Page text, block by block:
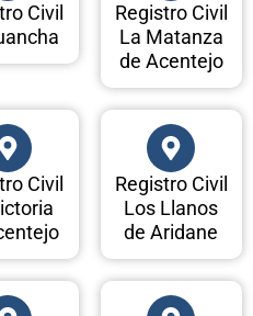
Civil
Registro Civil
La Matanza
de Acentejo
Civil
Registro Civil
Los Llanos
de Aridane